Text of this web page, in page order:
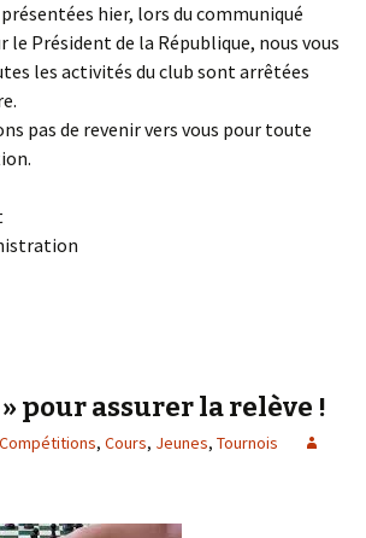
hier, lors du communiqué
le Président de la République, nous vous
les activités du club sont arrêtées
pas de revenir vers vous pour toute
pour assurer la relève !
Compétitions, Cours, Jeunes, Tournois